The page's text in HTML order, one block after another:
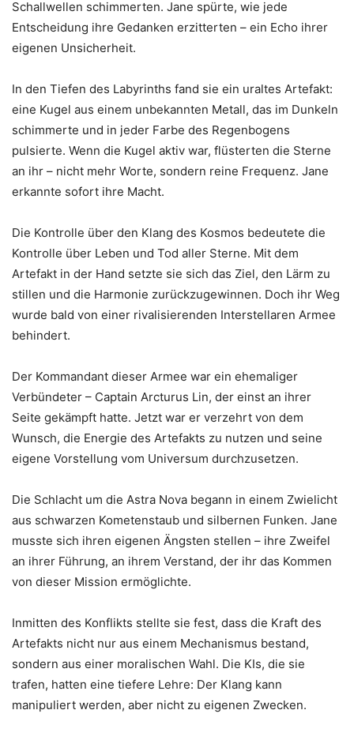
Schallwellen schimmerten. Jane spürte, wie jede
Entscheidung ihre Gedanken erzitterten – ein Echo ihrer
eigenen Unsicherheit.
In den Tiefen des Labyrinths fand sie ein uraltes Artefakt:
eine Kugel aus einem unbekannten Metall, das im Dunkeln
schimmerte und in jeder Farbe des Regenbogens
pulsierte. Wenn die Kugel aktiv war, flüsterten die Sterne
an ihr – nicht mehr Worte, sondern reine Frequenz. Jane
erkannte sofort ihre Macht.
Die Kontrolle über den Klang des Kosmos bedeutete die
Kontrolle über Leben und Tod aller Sterne. Mit dem
Artefakt in der Hand setzte sie sich das Ziel, den Lärm zu
stillen und die Harmonie zurückzugewinnen. Doch ihr Weg
wurde bald von einer rivalisierenden Interstellaren Armee
behindert.
Der Kommandant dieser Armee war ein ehemaliger
Verbündeter – Captain Arcturus Lin, der einst an ihrer
Seite gekämpft hatte. Jetzt war er verzehrt von dem
Wunsch, die Energie des Artefakts zu nutzen und seine
eigene Vorstellung vom Universum durchzusetzen.
Die Schlacht um die Astra Nova begann in einem Zwielicht
aus schwarzen Kometenstaub und silbernen Funken. Jane
musste sich ihren eigenen Ängsten stellen – ihre Zweifel
an ihrer Führung, an ihrem Verstand, der ihr das Kommen
von dieser Mission ermöglichte.
Inmitten des Konflikts stellte sie fest, dass die Kraft des
Artefakts nicht nur aus einem Mechanismus bestand,
sondern aus einer moralischen Wahl. Die KIs, die sie
trafen, hatten eine tiefere Lehre: Der Klang kann
manipuliert werden, aber nicht zu eigenen Zwecken.